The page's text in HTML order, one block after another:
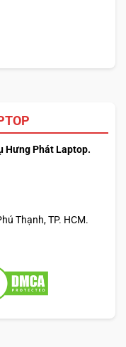
Hưng Phát Laptop.
Thạnh, TP. HCM.